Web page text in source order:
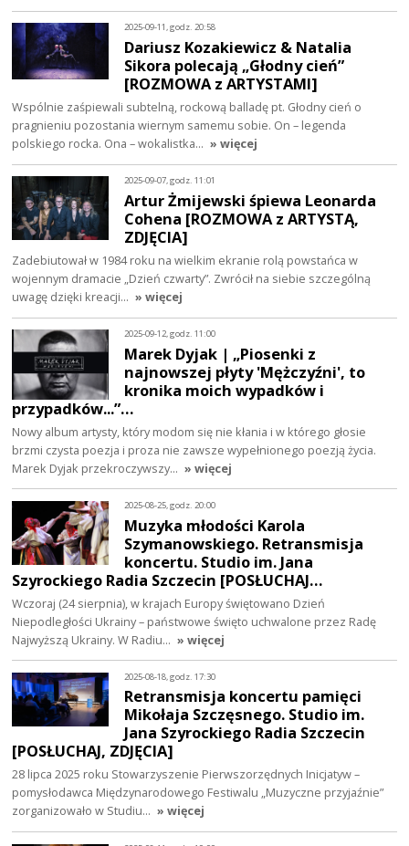
2025-09-11, godz. 20:58
Dariusz Kozakiewicz & Natalia
Sikora polecają „Głodny cień”
[ROZMOWA z ARTYSTAMI]
Wspólnie zaśpiewali subtelną, rockową balladę pt. Głodny cień o
pragnieniu pozostania wiernym samemu sobie. On – legenda
polskiego rocka. Ona – wokalistka… » więcej
2025-09-07, godz. 11:01
Artur Żmijewski śpiewa Leonarda
Cohena [ROZMOWA z ARTYSTĄ,
ZDJĘCIA]
Zadebiutował w 1984 roku na wielkim ekranie rolą powstańca w
wojennym dramacie „Dzień czwarty”. Zwrócił na siebie szczególną
uwagę dzięki kreacji… » więcej
2025-09-12, godz. 11:00
Marek Dyjak | „Piosenki z
najnowszej płyty 'Mężczyźni', to
kronika moich wypadków i
przypadków...”…
Nowy album artysty, który modom się nie kłania i w którego głosie
brzmi czysta poezja i proza nie zawsze wypełnionego poezją życia.
Marek Dyjak przekroczywszy… » więcej
2025-08-25, godz. 20:00
Muzyka młodości Karola
Szymanowskiego. Retransmisja
koncertu. Studio im. Jana
Szyrockiego Radia Szczecin [POSŁUCHAJ…
Wczoraj (24 sierpnia), w krajach Europy świętowano Dzień
Niepodległości Ukrainy – państwowe święto uchwalone przez Radę
Najwyższą Ukrainy. W Radiu… » więcej
2025-08-18, godz. 17:30
Retransmisja koncertu pamięci
Mikołaja Szczęsnego. Studio im.
Jana Szyrockiego Radia Szczecin
[POSŁUCHAJ, ZDJĘCIA]
28 lipca 2025 roku Stowarzyszenie Pierwszorzędnych Inicjatyw –
pomysłodawca Międzynarodowego Festiwalu „Muzyczne przyjaźnie”
zorganizowało w Studiu… » więcej